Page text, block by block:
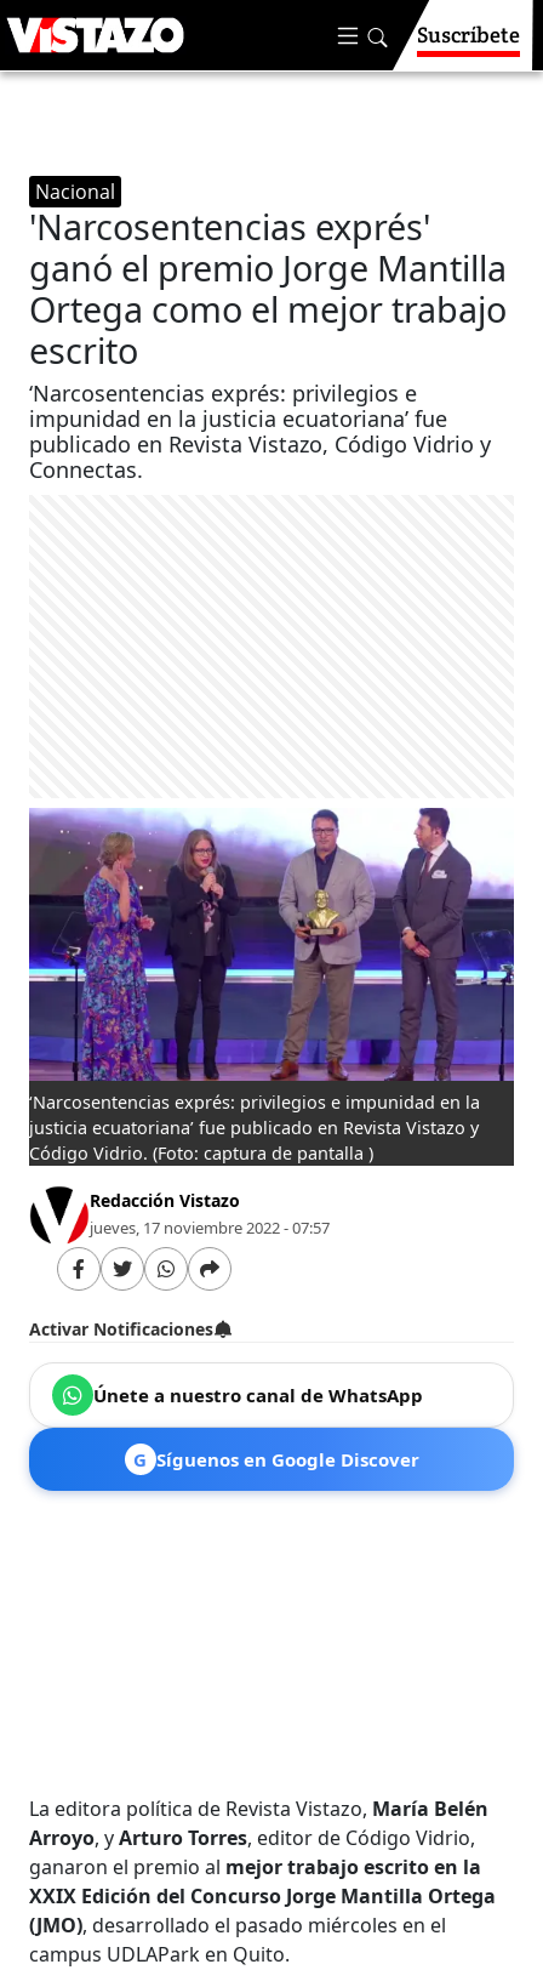
Suscríbete
Nacional
'Narcosentencias exprés'
ganó el premio Jorge Mantilla
Ortega como el mejor trabajo
escrito
‘Narcosentencias exprés: privilegios e
impunidad en la justicia ecuatoriana’ fue
publicado en Revista Vistazo, Código Vidrio y
Connectas.
‘Narcosentencias exprés: privilegios e impunidad en la
justicia ecuatoriana’ fue publicado en Revista Vistazo y
Código Vidrio. (Foto: captura de pantalla )
Redacción Vistazo
jueves, 17 noviembre 2022 - 07:57
Activar Notificaciones
Únete a nuestro canal de WhatsApp
G Síguenos en Google Discover
La editora política de Revista Vistazo, María Belén
Arroyo, yArturo Torres, editor de Código Vidrio,
ganaron el premio al mejor trabajo escrito en la
XXIX Edición del Concurso Jorge Mantilla Ortega
(JMO), desarrollado el pasado miércoles en el
campus UDLAPark en Quito.